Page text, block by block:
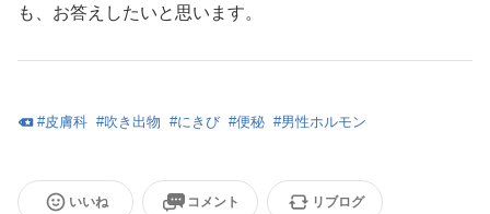
も、お答えしたいと思います。
#皮膚科 #吹き出物 #にきび #便秘 #男性ホルモン
いいね コメント リブログ